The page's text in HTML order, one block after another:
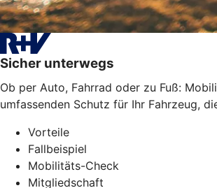
Sicher unterwegs
Ob per Auto, Fahrrad oder zu Fuß:
umfassenden Schutz für Ihr Fahrzeug,
Vorteile
Fallbeispiel
Mobilitäts-Check
Mitgliedschaft